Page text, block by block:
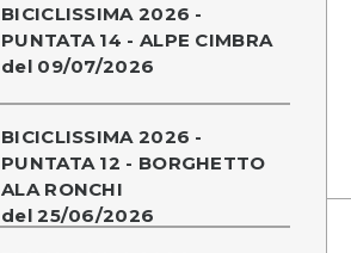
BICICLISSIMA 2026 -
PUNTATA 14 - ALPE CIMBRA
del 09/07/2026
BICICLISSIMA 2026 -
PUNTATA 12 - BORGHETTO
ALA RONCHI
del 25/06/2026